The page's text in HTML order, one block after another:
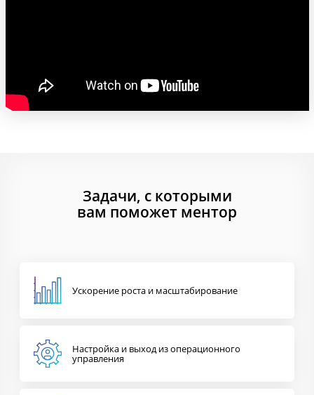
Задачи, с которыми
вам поможет ментор
Ускорение роста и масштабирование
Настройка и выход из операционного
управления